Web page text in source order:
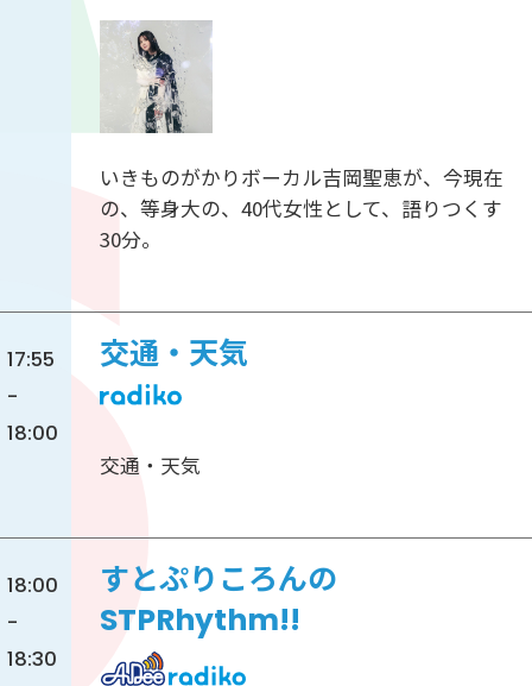
いきものがかりボーカル吉岡聖恵が、今現在
の、等身大の、40代女性として、語りつくす
30分。
17:55
-
18:00
交通・天気
交通・天気
18:00
-
18:30
すとぷりころんの
STPRhythm!!